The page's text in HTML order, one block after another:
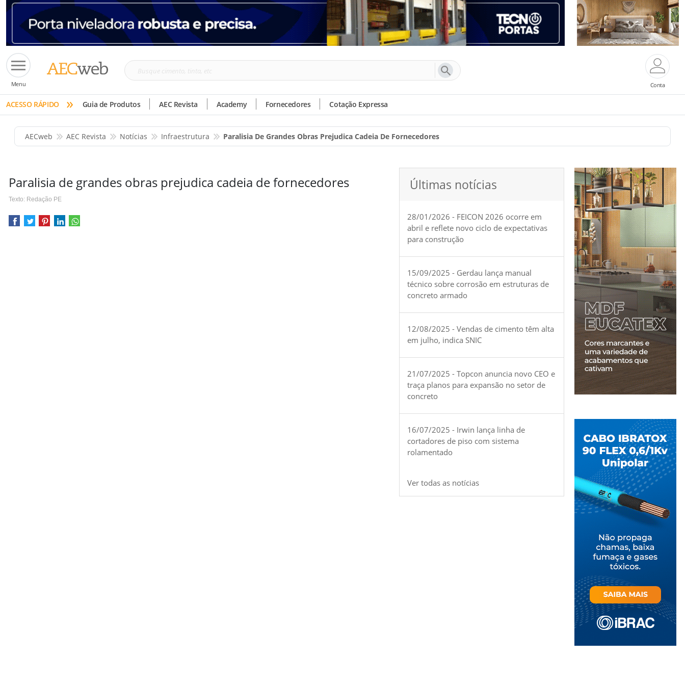
Menu
Busque
tinta,
etc
Conta
ACESSO RÁPIDO » Guia de Produtos AEC Revista Academy Fornecedores Cotação Expressa
AECweb AEC Revista Notícias Infraestrutura Paralisia De Grandes Obras Prejudica Cadeia De Fornecedores
Paralisia de grandes obras prejudica cadeia de fornecedores
Texto: Redação PE
Últimas notícias
28/01/2026 - FEICON 2026 ocorre em
abril e reflete novo ciclo de expectativas
para construção
15/09/2025 - Gerdau lança manual
técnico sobre corrosão em estruturas de
concreto armado
12/08/2025 - Vendas de cimento têm alta
em julho, indica SNIC
21/07/2025 - Topcon anuncia novo CEO e
traça planos para expansão no setor de
concreto
16/07/2025 - Irwin lança linha de
cortadores de piso com sistema
rolamentado
Ver todas as notícias